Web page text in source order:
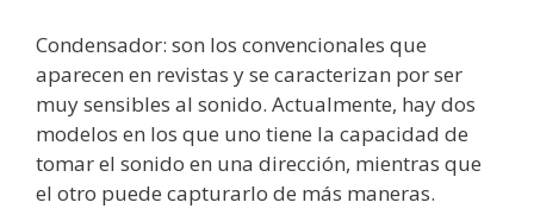
Condensador: son los convencionales que
aparecen en revistas y se caracterizan por ser
muy sensibles al sonido. Actualmente, hay dos
modelos en los que uno tiene la capacidad de
tomar el sonido en una dirección, mientras que
el otro puede capturarlo de más maneras.